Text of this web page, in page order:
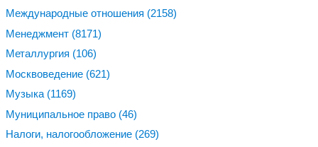
Международные отношения (2158)
Менеджмент (8171)
Металлургия (106)
Москвоведение (621)
Музыка (1169)
Муниципальное право (46)
Налоги, налогообложение (269)